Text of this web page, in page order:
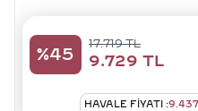
%45
17.719TL
9.729 TL
HAVALE FIYATI :9.437